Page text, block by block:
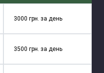
3000 грн. за день
3500 грн. за день